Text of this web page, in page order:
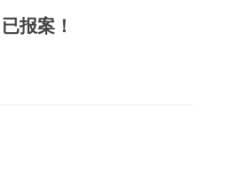
报案！